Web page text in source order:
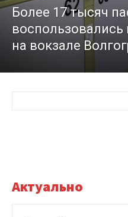
Более 17 тысяч
на вокзале
Актуально